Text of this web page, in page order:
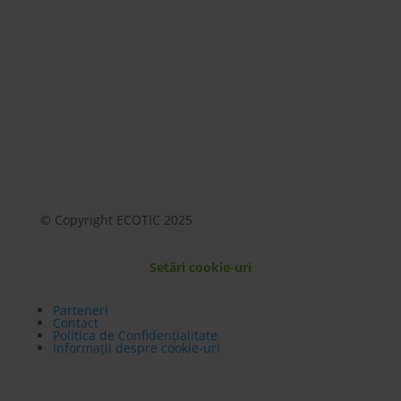
© Copyright ECOTIC 2025
Setări cookie-uri
Parteneri
Contact
Politica de Confidențialitate
Informații despre cookie-uri